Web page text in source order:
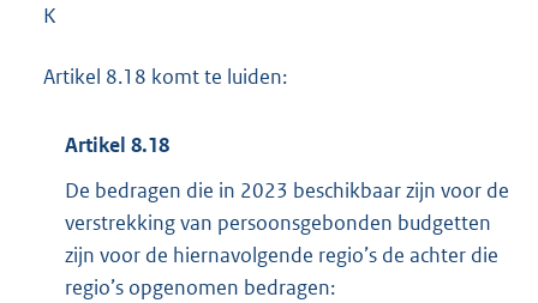
K
Artikel 8.18 komt te luiden:
Artikel 8.18
De bedragen die in 2023 beschikbaar zijn voor de
verstrekking van persoonsgebonden budgetten
zijn voor de hiernavolgende regio’s de achter die
regio’s opgenomen bedragen: